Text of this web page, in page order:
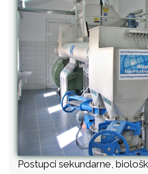
Postupci sekundarne,